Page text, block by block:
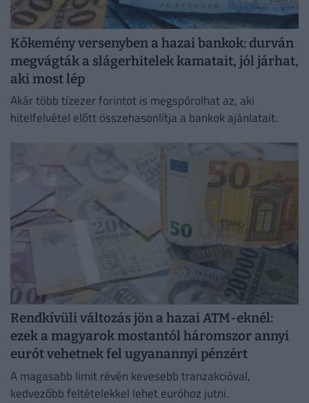
Kőkemény versenyben a hazai bankok: durván
megvágták a slágerhitelek kamatait, jól járhat,
aki most lép
Akár több tízezer forintot is megspórolhat az, aki
hitelfelvétel előtt összehasonlítja a bankok ajánlatait.
Rendkívüli változás jön a hazai ATM-eknél:
ezek a magyarok mostantól háromszor annyi
eurót vehetnek fel ugyanannyi pénzért
A magasabb limit révén kevesebb tranzakcióval,
kedvezőbb feltételekkel lehet euróhoz jutni.